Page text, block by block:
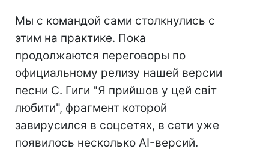
Мы с командой сами столкнулись с
этим на практике. Пока
продолжаются переговоры по
официальному релизу нашей версии
песни С. Гиги "Я прийшов у цей світ
любити", фрагмент которой
завирусился в соцсетях, в сети уже
появилось несколько AI-версий.